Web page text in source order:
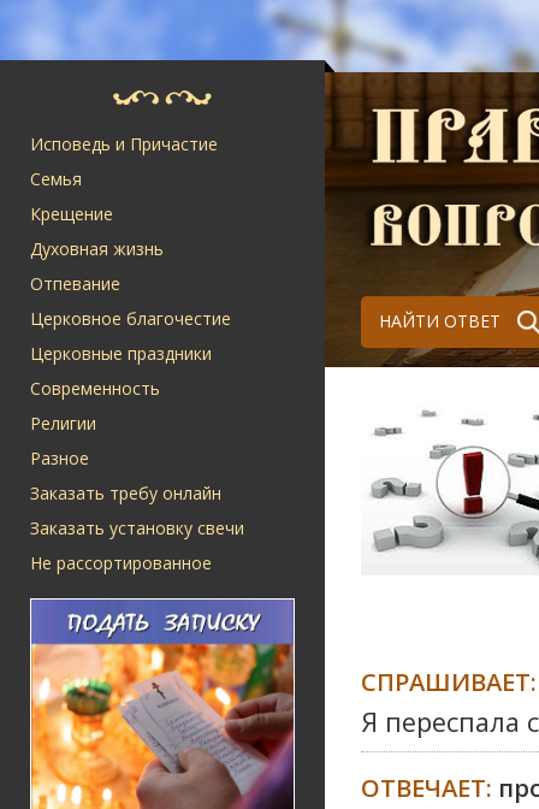
Исповедь и Причастие
Семья
Крещение
Духовная жизнь
Отпевание
Церковное благочестие
Церковные праздники
Современность
Религии
Разное
Заказать требу онлайн
Заказать установку свечи
Не рассортированное
НАЙТИ ОТВЕТ
СПРАШИВАЕТ:
Я переспала
ОТВЕЧАЕТ: